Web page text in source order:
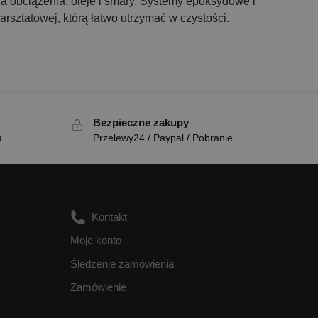
którą łatwo utrzymać w czystości.
Bezpieczne zakupy
Przelewy24 / Paypal / Pobranie
Kontakt
Moje konto
Śledzenie zamówienia
Zamówienie